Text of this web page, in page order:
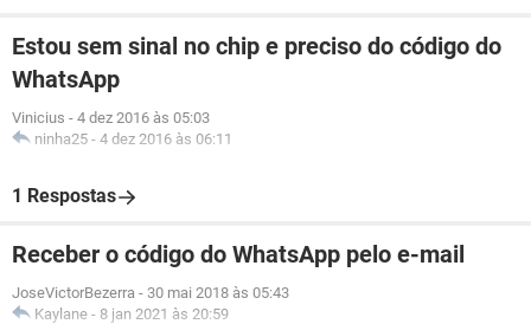
Estou sem sinal no chip e preciso do código do
WhatsApp
Vinicius - 4 dez 2016 às 05:03
ninha25 - 4 dez 2016 às 06:11
1 Respostas
Receber o código do WhatsApp pelo e-mail
JoseVictorBezerra - 30 mai 2018 às 05:43
Kaylane - 8 jan 2021 às 20:59